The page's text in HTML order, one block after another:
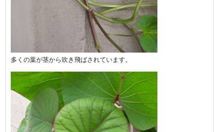
多くの葉が茎から吹き飛ばされています。